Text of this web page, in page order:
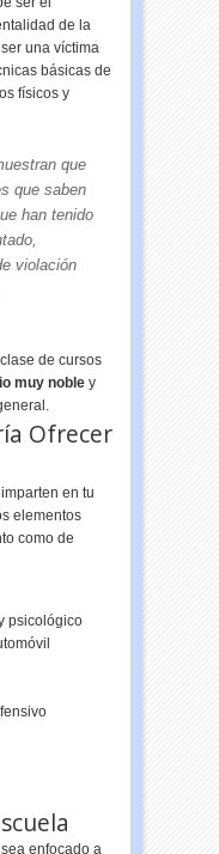
de la
una víctima
básicas de
físicos y
que
que saben
han tenido
violación
de cursos
muy noble y
Ofrecer
en tu
elementos
como de
psicológico
enfocado a